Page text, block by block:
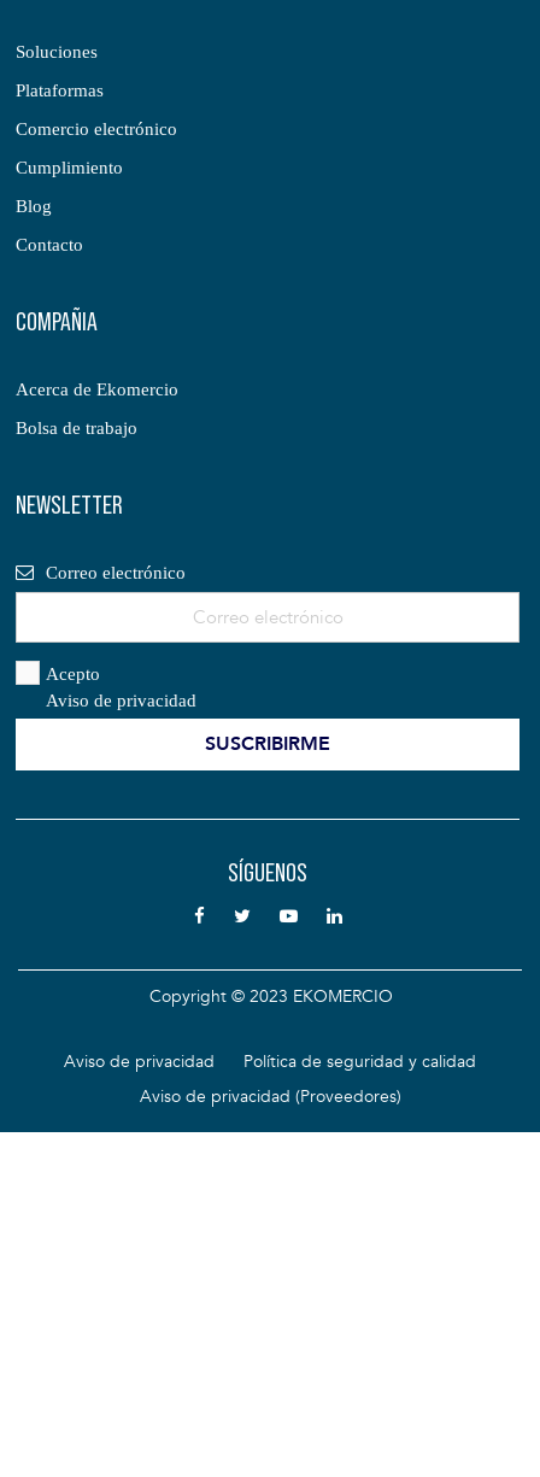
Soluciones
Plataformas
Comercio electrónico
Cumplimiento
Blog
Contacto
COMPAÑIA
Acerca de Ekomercio
Bolsa de trabajo
NEWSLETTER
Correo electrónico
Acepto
Aviso de privacidad
SÍGUENOS
Copyright © 2023 EKOMERCIO
Aviso de privacidad
Política de seguridad y calidad
Aviso de privacidad (Proveedores)